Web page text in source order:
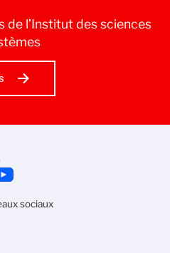
de l’Institut des sciences
sociaux